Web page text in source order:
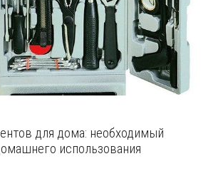
для дома: необходимый
использования